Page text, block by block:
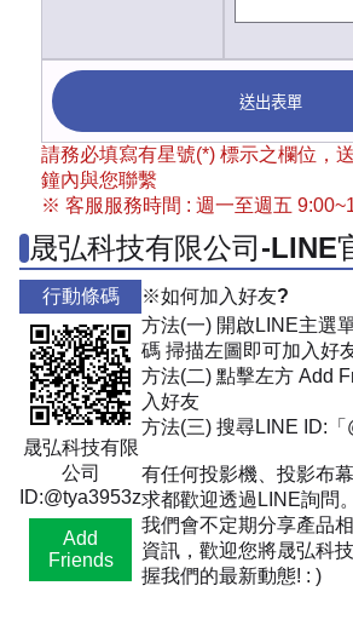
送出表單
請務必填寫有星號(*) 標示之欄位，
鐘內與您聯繫
※ 客服服務時間 : 週一至週五
晟弘科技有限公司-LINE
行動條碼
晟弘科技有限
公司
ID:@tya3953z
Add
Friends
※如何加入好友?
方法(一) 開啟LINE主選
碼 掃描左圖即可加入好
方法(二) 點擊左方 Add
入好友
方法(三) 搜尋LINE ID:「
有任何投影機、投影布
求都歡迎透過LINE詢問。
我們會不定期分享產品
資訊，歡迎您將晟弘科
握我們的最新動態! : )